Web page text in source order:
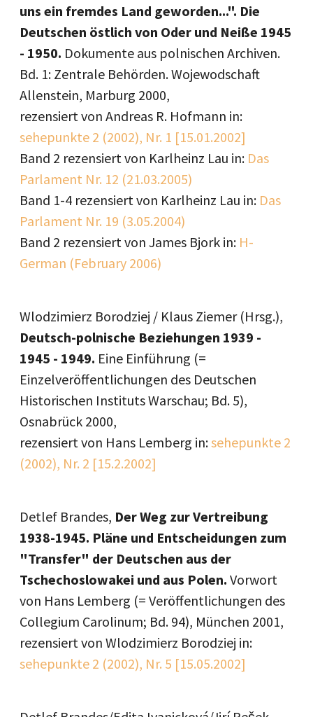
uns ein fremdes Land geworden...". Die
Deutschen östlich von Oder und Neiße 1945
- 1950. Dokumente aus polnischen Archiven.
Bd. 1: Zentrale Behörden. Wojewodschaft
Allenstein, Marburg 2000,
rezensiert von Andreas R. Hofmann in:
sehepunkte 2 (2002), Nr. 1 [15.01.2002]
Band 2 rezensiert von Karlheinz Lau in: Das
Parlament Nr. 12 (21.03.2005)
Band 1-4 rezensiert von Karlheinz Lau in: Das
Parlament Nr. 19 (3.05.2004)
Band 2 rezensiert von James Bjork in: H-
German (February 2006)
Wlodzimierz Borodziej / Klaus Ziemer (Hrsg.),
Deutsch-polnische Beziehungen 1939 -
1945 - 1949. Eine Einführung (=
Einzelveröffentlichungen des Deutschen
Historischen Instituts Warschau; Bd. 5),
Osnabrück 2000,
rezensiert von Hans Lemberg in:sehepunkte 2
(2002), Nr. 2 [15.2.2002]
Detlef Brandes, Der Weg zur Vertreibung
1938-1945. Pläne und Entscheidungen zum
"Transfer" der Deutschen aus der
Tschechoslowakei und aus Polen. Vorwort
von Hans Lemberg (= Veröffentlichungen des
Collegium Carolinum; Bd. 94), München 2001,
rezensiert von Wlodzimierz Borodziej in:
sehepunkte 2 (2002), Nr. 5 [15.05.2002]